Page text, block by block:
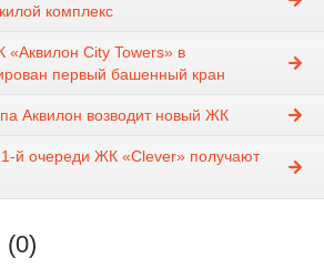
комплекс
«Аквилон City Towers» в
первый башенный кран
Аквилон возводит новый ЖК
й очереди ЖК «Clever» получают
(0)